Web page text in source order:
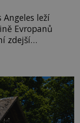
leží
Evropanů
zdejší
lidí ročně. A ač je